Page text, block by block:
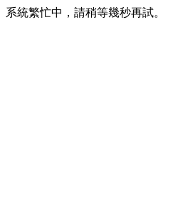
系統繁忙中，請稍等幾秒再試。